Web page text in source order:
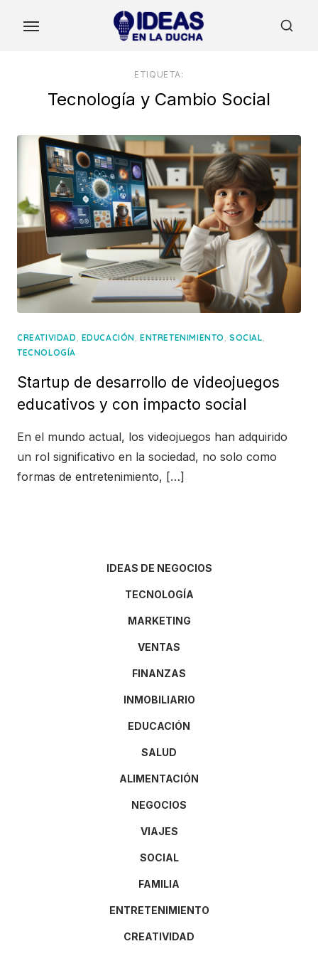
ETIQUETA:
Tecnología y Cambio Social
CREATIVIDAD, EDUCACIÓN,ENTRETENIMIENTO,SOCIAL,
TECNOLOGÍA
Startup de desarrollo de videojuegos
educativos y con impacto social
En el mundo actual, los videojuegos han adquirido
un rol significativo en la sociedad, no solo como
formas de entretenimiento, […]
IDEAS DE NEGOCIOS
TECNOLOGÍA
MARKETING
VENTAS
FINANZAS
INMOBILIARIO
EDUCACIÓN
SALUD
ALIMENTACIÓN
NEGOCIOS
VIAJES
SOCIAL
FAMILIA
ENTRETENIMIENTO
CREATIVIDAD